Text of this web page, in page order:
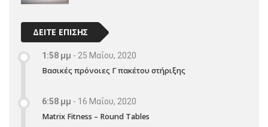
ΔΕΙΤΕ ΕΠΙΣΗΣ
1:58 μμ - 25 Μαΐου, 2020
Βασικές πρόνοιες Γ πακέτου στήριξης
6:58 μμ - 16 Μαΐου, 2020
Matrix Fitness – Round Tables